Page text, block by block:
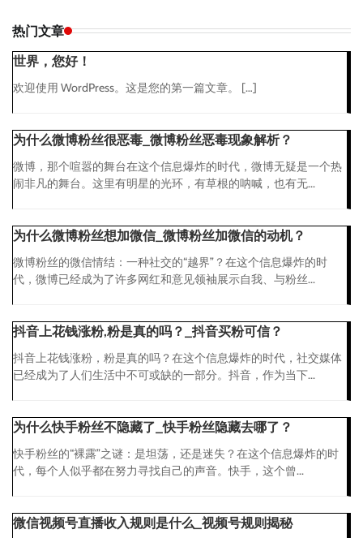
热门文章
世界，您好！
欢迎使用 WordPress。这是您的第一篇文章。 […]
为什么微博粉丝很恶毒_微博粉丝恶毒现象解析？
微博，那个喧嚣的舞台在这个信息爆炸的时代，微博无疑是一个热
闹非凡的舞台。这里有明星的光环，有草根的呐喊，也有无...
为什么微博粉丝想加微信_微博粉丝加微信的动机？
微博粉丝的微信情结：一种社交的“越界”？在这个信息爆炸的时
代，微博已经成为了许多网红和意见领袖展示自我、与粉丝...
抖音上花钱涨粉,粉是真的吗？_抖音买粉可信？
抖音上花钱涨粉，粉是真的吗？在这个信息爆炸的时代，社交媒体
已经成为了人们生活中不可或缺的一部分。抖音，作为当下...
为什么快手粉丝不隐藏了_快手粉丝隐藏去哪了？
快手粉丝的“裸露”之谜：是坦荡，还是迷失？在这个信息爆炸的时
代，每个人似乎都在努力寻找自己的声音。快手，这个曾...
微信视频号直播收入规则是什么_视频号规则揭秘